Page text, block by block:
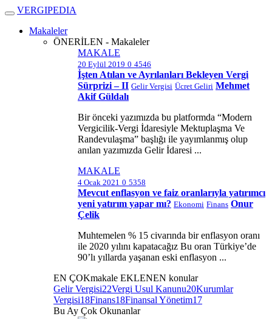
VERGIPEDIA
Makaleler
ÖNERİLEN - Makaleler
MAKALE
20 Eylül 2019 0 4546
İşten Atılan ve Ayrılanları Bekleyen Vergi
Sürprizi – II Gelir Vergisi Ücret Geliri Mehmet
Akif Güldalı
Bir önceki yazımızda bu platformda “Modern
Vergicilik-Vergi İdaresiyle Mektuplaşma Ve
Randevulaşma” başlığı ile yayımlanmış olup
anılan yazımızda Gelir İdaresi ...
MAKALE
4 Ocak 2021 0 5358
Mevcut enflasyon ve faiz oranlarıyla yatırımcı
yeni yatırım yapar mı? Ekonomi Finans Onur
Çelik
Muhtemelen % 15 civarında bir enflasyon oranı
ile 2020 yılını kapatacağız Bu oran Türkiye’de
90’lı yıllarda yaşanan eski enflasyon ...
EN ÇOKmakale EKLENEN konular
Gelir Vergisi22Vergi Usul Kanunu20Kurumlar
Vergisi18Finans18Finansal Yönetim17
Bu Ay Çok Okunanlar